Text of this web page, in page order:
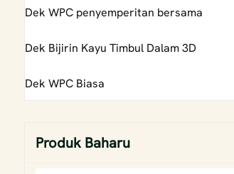
Dek WPC penyemperitan bersama
Dek Bijirin Kayu Timbul Dalam 3D
Dek WPC Biasa
Produk Baharu